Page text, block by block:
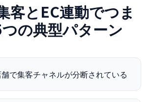
客とEC連動でつま
の典型パターン
舗で集客チャネルが分断されている